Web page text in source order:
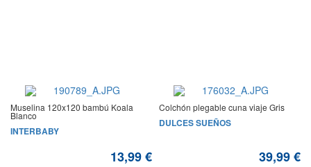
Muselina 120x120 bambú Koala
Blanco
INTERBABY
13,99 €
Colchón plegable cuna viaje Gris
DULCES SUEÑOS
39,99 €